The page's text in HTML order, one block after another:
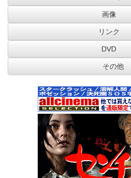
画像
リンク
DVD
その他